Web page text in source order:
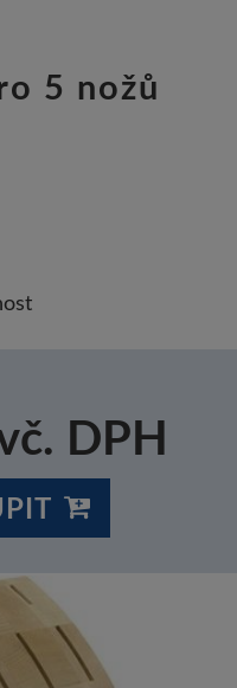
5 nožů
DPH